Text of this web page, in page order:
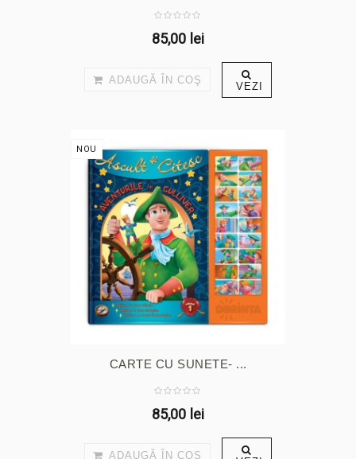
85,00 lei
ADAUGĂ ÎN COŞ VEZI
NOU
CARTE CU SUNETE- ...
85,00 lei
ADAUGĂ ÎN COŞ